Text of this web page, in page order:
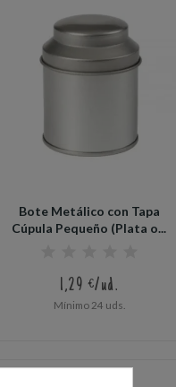
Bote Metálico con Tapa
Cúpula Pequeño (Plata o...
1,29 €/ud.
Mínimo 24 uds.